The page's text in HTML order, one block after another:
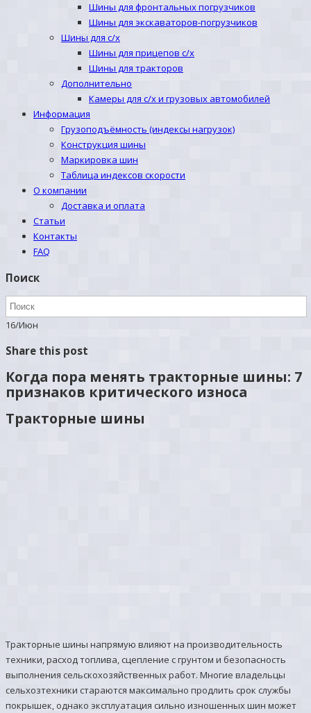
Шины для фронтальных погрузчиков
Шины для экскаваторов-погрузчиков
Шины для с/х
Шины для прицепов с/х
Шины для тракторов
Дополнительно
Камеры для с/х и грузовых автомобилей
Информация
Грузоподъёмность (индексы нагрузок)
Конструкция шины
Маркировка шин
Таблица индексов скорости
О компании
Доставка и оплата
Статьи
Контакты
FAQ
Поиск
16/Июн
Share this post
Когда пора менять тракторные шины: 7
признаков критического износа
Тракторные шины
Тракторные шины напрямую влияют на производительность
техники, расход топлива, сцепление с грунтом и безопасность
выполнения сельскохозяйственных работ. Многие владельцы
сельхозтехники стараются максимально продлить срок службы
покрышек, однако эксплуатация сильно изношенных шин может